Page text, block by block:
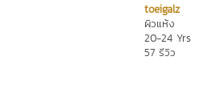
toeigalz
ผิวแห้ง
20-24 Yrs
57 รีวิว